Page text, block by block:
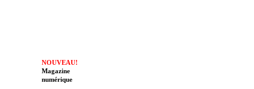
NOUVEAU!
Magazine
numérique